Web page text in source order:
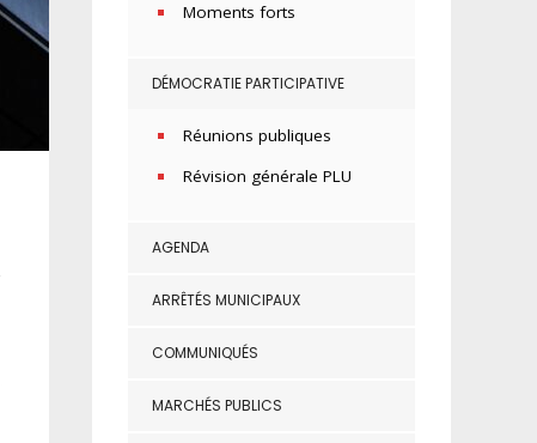
Moments forts
DÉMOCRATIE PARTICIPATIVE
Réunions publiques
Révision générale PLU
AGENDA
ARRÊTÉS MUNICIPAUX
COMMUNIQUÉS
MARCHÉS PUBLICS